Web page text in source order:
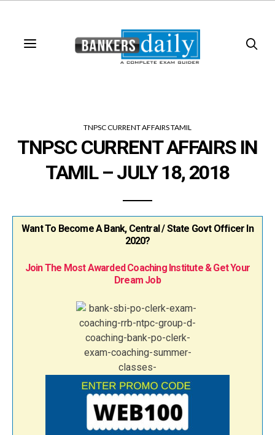
TNPSC CURRENT AFFAIRS TAMIL
TNPSC CURRENT AFFAIRS IN
TAMIL – JULY 18, 2018
Want To Become A Bank, Central / State Govt Officer In
2020?
Join The Most Awarded Coaching Institute & Get Your
Dream Job